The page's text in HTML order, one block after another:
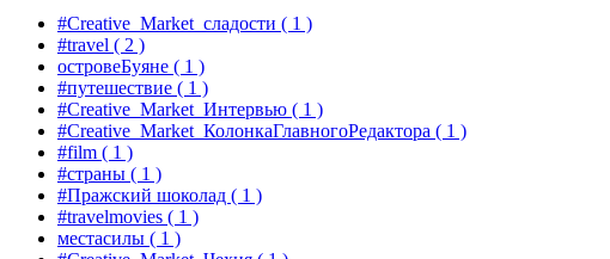
#Creative_Market_сладости ( 1 )
#travel ( 2 )
островеБуяне ( 1 )
#путешествие ( 1 )
#Creative_Market_Интервью ( 1 )
#Creative_Market_КолонкаГлавногоРедактора ( 1 )
#film ( 1 )
#страны ( 1 )
#Пражский шоколад ( 1 )
#travelmovies ( 1 )
местасилы ( 1 )